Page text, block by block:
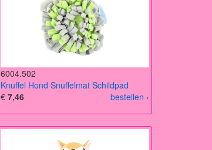
6004.502
Knuffel Hond Snuffelmat Schildpad
bestellen ›
€7,46